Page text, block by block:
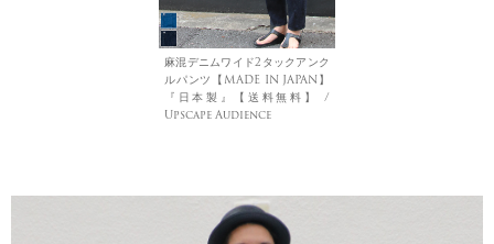
麻混デニムワイド2タックアンク
ルパンツ【MADE IN JAPAN】
『日本製』【送料無料】 /
Upscape Audience